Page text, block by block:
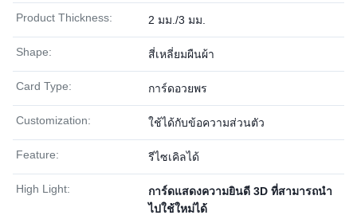
Product Thickness: 2 มม./3 มม.
Shape: สี่เหลี่ยมผืนผ้า
Card Type: การ์ดอวยพร
Customization: ใช้ได้กับข้อความส่วนตัว
Feature: รีไซเคิลได้
High Light:
การ์ดแสดงความยินดี 3D ที่สามารถนํา
ไปใช้ใหม่ได้